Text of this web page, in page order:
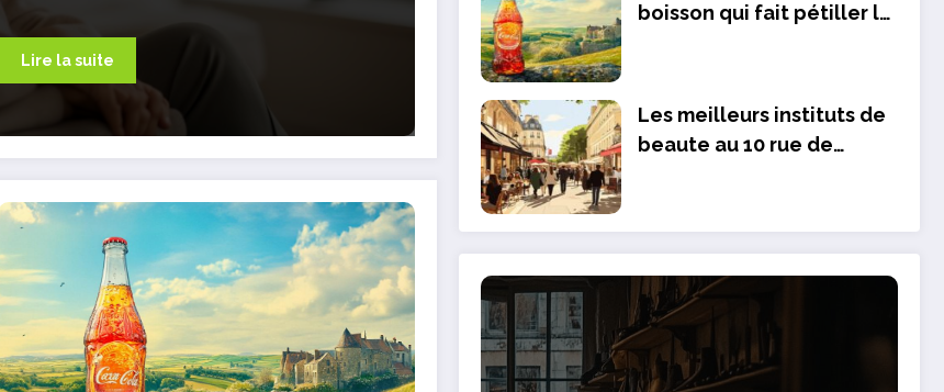
Lire la suite
boisson qui fait pétiller la
Les meilleurs instituts de
beaute au 10 rue de